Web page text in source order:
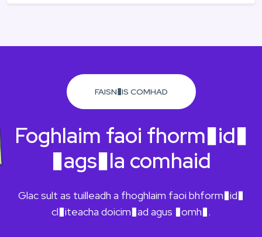
FAISN�IS COMHAD
Foghlaim faoi fhorm�id�
�ags�la comhaid
Glac sult as tuilleadh a fhoghlaim faoi bhform�id�
cl�iteacha doicim�ad agus �omh�.